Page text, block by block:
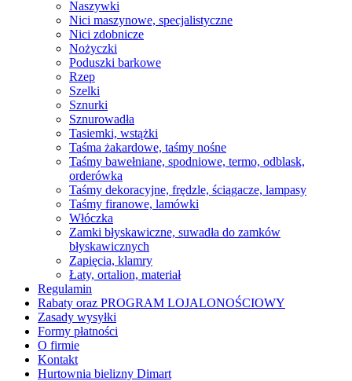
Naszywki
Nici maszynowe, specjalistyczne
Nici zdobnicze
Nożyczki
Poduszki barkowe
Rzep
Szelki
Sznurki
Sznurowadła
Tasiemki, wstążki
Taśma żakardowe, taśmy nośne
Taśmy bawełniane, spodniowe, termo, odblask,
orderówka
Taśmy dekoracyjne, frędzle, ściągacze, lampasy
Taśmy firanowe, lamówki
Włóczka
Zamki błyskawiczne, suwadła do zamków
błyskawicznych
Zapięcia, klamry
Łaty, ortalion, materiał
Regulamin
Rabaty oraz PROGRAM LOJALONOŚCIOWY
Zasady wysyłki
Formy płatności
O firmie
Kontakt
Hurtownia bielizny Dimart